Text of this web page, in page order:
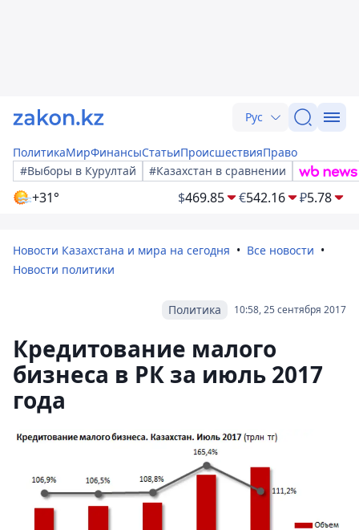
Рус
ПолитикаМирФинансыСтатьиПроисшествияПраво
#Выборы в Курултай
#Казахстан в сравнении
+31° $469.85 €542.16 ₽5.78
Новости Казахстана и мира на сегодня
Все новости
Новости политики
10:58, 25 сентября 2017
Политика
Кредитование малого
бизнеса в РК за июль 2017
года